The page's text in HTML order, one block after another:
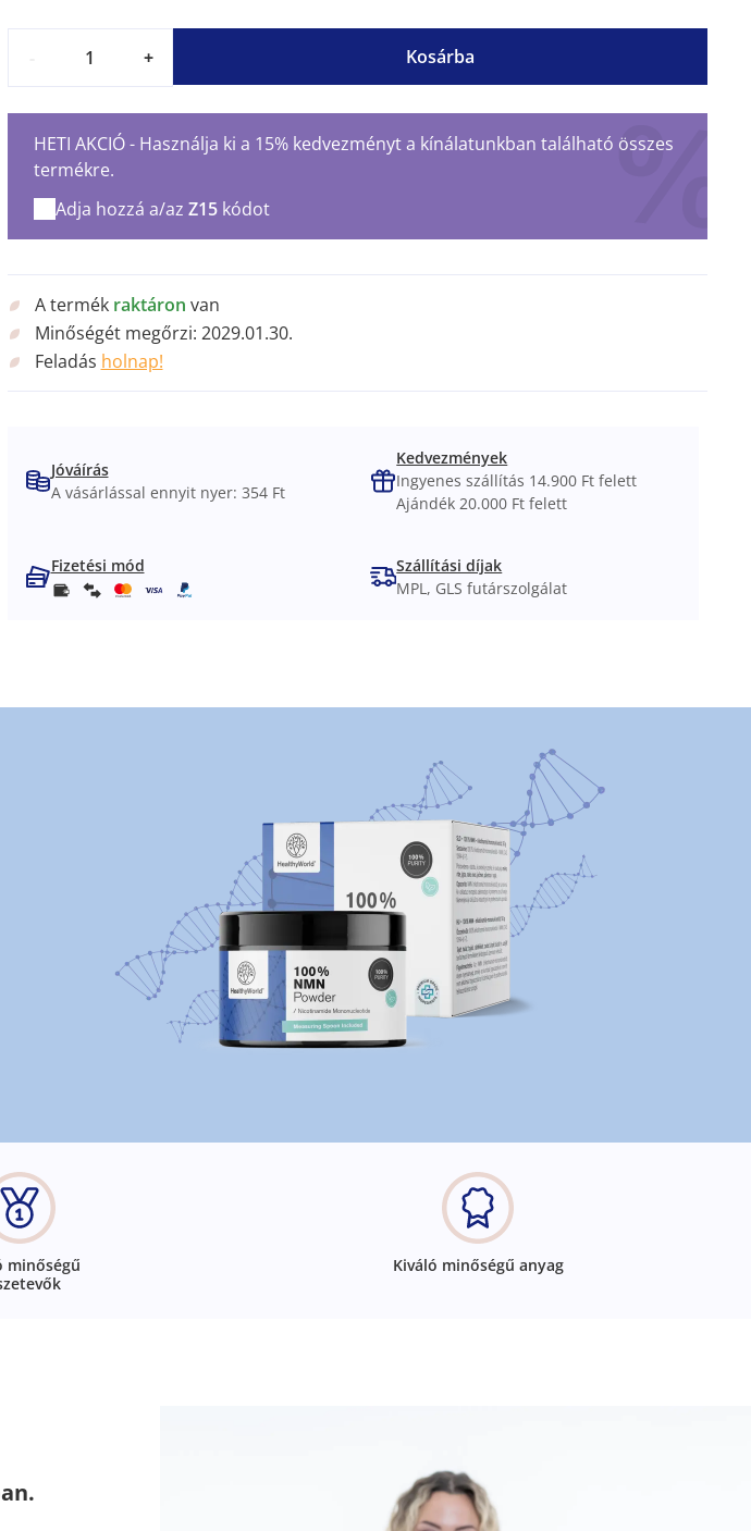
+ Kosárba
HETI AKCIÓ - Használja ki a 15% kedvezményt a kínálatunkban található összes
termékre.
Adja hozzá a/az Z15kódot
A termék raktáron van
Minőségét megőrzi: 2029.01.30.
Feladás holnap!
Jóváírás
A vásárlással ennyit nyer: 354 Ft
Kedvezmények
Ingyenes szállítás 14.900 Ft felett
Ajándék 20.000 Ft felett
Fizetési mód
Szállítási díjak
MPL, GLS futárszolgálat
minőségű
Kiváló minőségű anyag